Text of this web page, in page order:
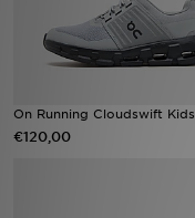
On Running Cloudswift Kids
€120,00
Collecties
Sports